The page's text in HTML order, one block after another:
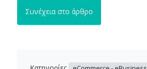
Συνέχεια στο άρθρο